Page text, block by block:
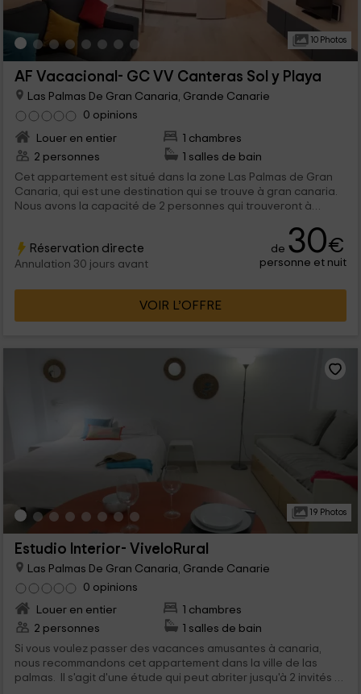
10 Photos
AF Vacacional- GC VV Canteras Sol y Playa
Las Palmas De Gran Canaria, Grande Canarie
0 opinions
Louer en entier
1 chambres
2 personnes
1 salles de bain
Cet appartement est situé dans la zone Las Palmas de Gran
Canaria, qui est une destination qui se trouve à gran canaria.
Nous avons la capacité de 2 personnes qui trouveront à
Réservation directe
Annulation 30 jours avant
de 30€
personne et nuit
VOIR L’OFFRE
19 Photos
Estudio Interior- ViveloRural
Las Palmas De Gran Canaria, Grande Canarie
0 opinions
Louer en entier
1 chambres
2 personnes
1 salles de bain
Si vous voulez passer des vacances amusantes à canaria,
nous recommandons cet appartement dans la ville de las
palmas. Il s'agit d'une étude qui peut abriter jusqu'à 2 invités et